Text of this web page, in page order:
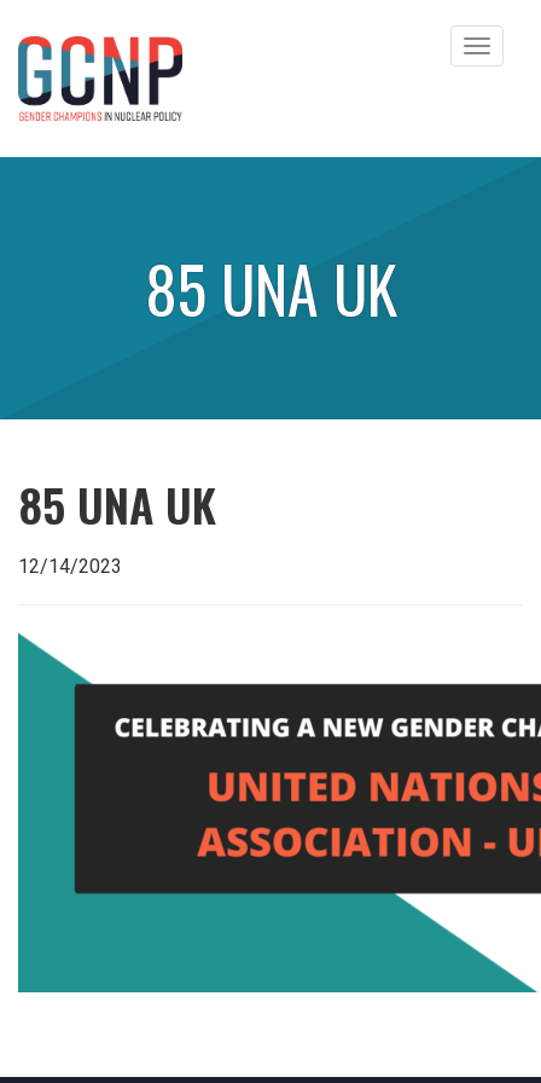
Skip to content
Toggle
85 UNA UK
85 UNA UK
12/14/2023